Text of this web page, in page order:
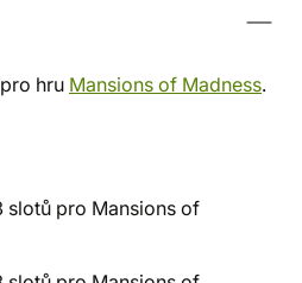
hru Mansions of Madness.
slotů pro Mansions of